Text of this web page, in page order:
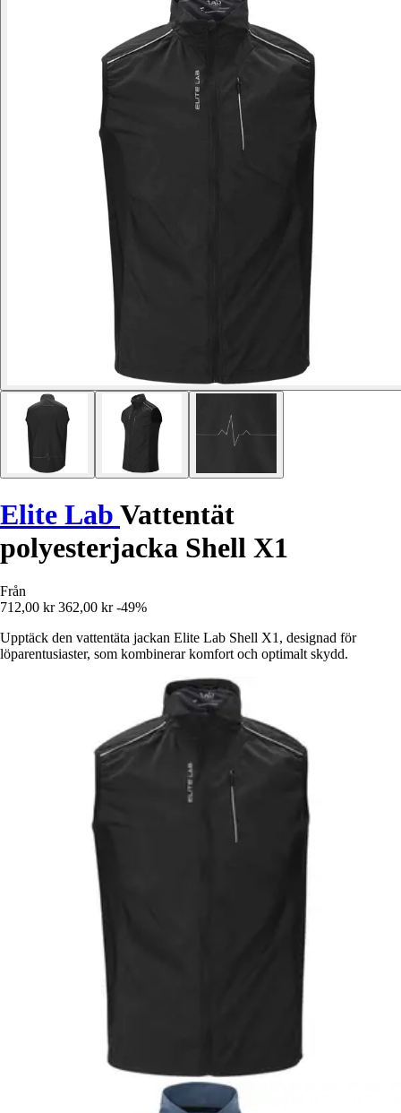
Elite Lab Vattentät
polyesterjacka Shell X1
Från
712,00 kr 362,00 kr -49%
Upptäck den vattentäta jackan Elite Lab Shell X1, designad för
löparentusiaster, som kombinerar komfort och optimalt skydd.